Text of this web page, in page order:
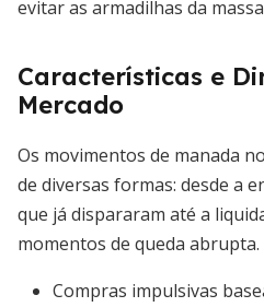
evitar as armadilhas da
Características e
Mercado
Os movimentos de manada
de diversas formas: desde a
que já dispararam até a
momentos de queda abrupta.
Compras impulsivas